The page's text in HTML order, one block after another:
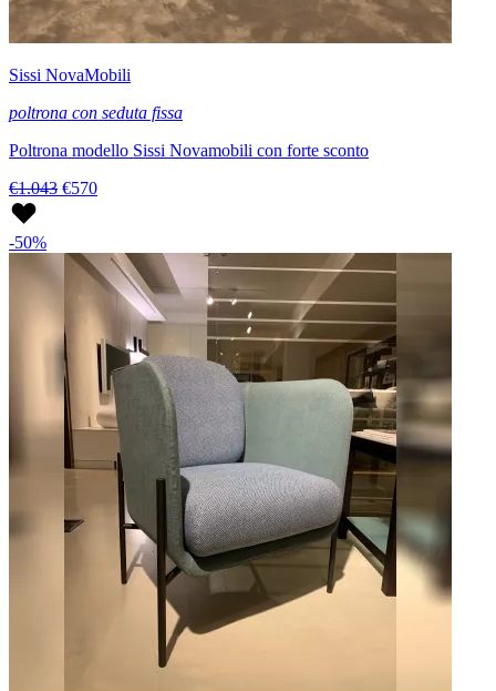
Sissi NovaMobili
poltrona con seduta fissa
Poltrona modello Sissi Novamobili con forte sconto
€1.043 €570
-50%